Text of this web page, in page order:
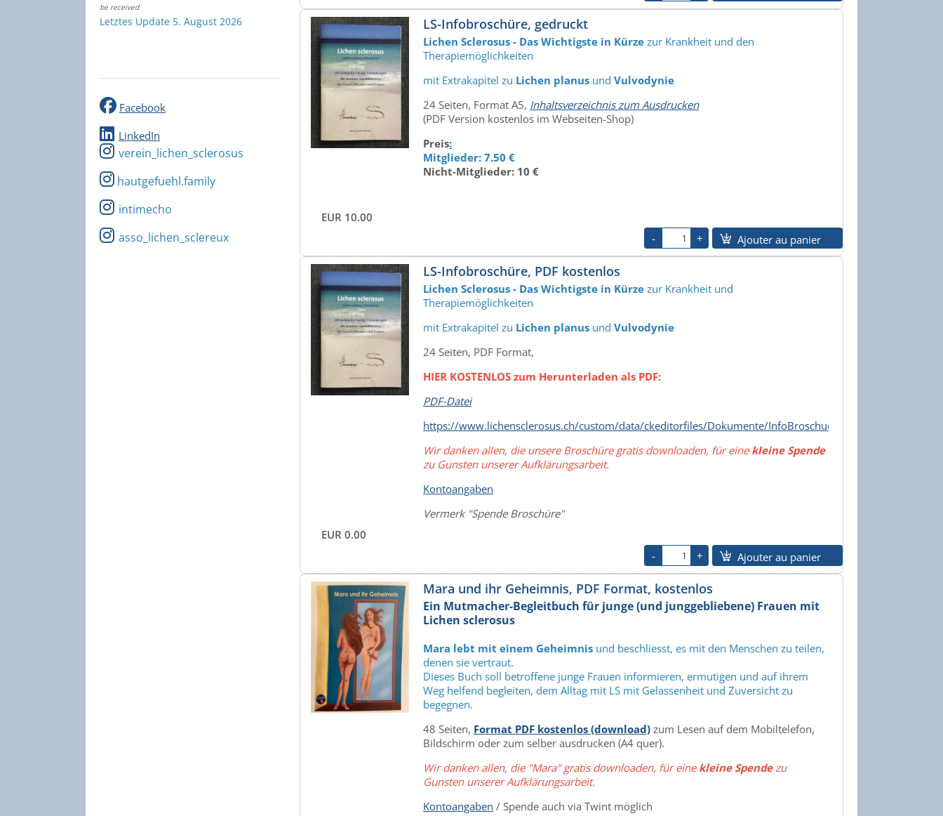
be received
Letztes Update 5. August 2026
Facebook
LinkedIn
verein_lichen_sclerosus
hautgefuehl.family
intimecho
asso_lichen_sclereux
LS-Infobroschüre, gedruckt
Lichen Sclerosus - Das Wichtigste in Kürze zur Krankheit und den
Therapiemöglichkeiten
mit Extrakapitel zu Lichen planus und Vulvodynie
24 Seiten, Format A5, Inhaltsverzeichnis zum Ausdrucken
(PDF Version kostenlos im Webseiten-Shop)
Preis:
Mitglieder: 7.50 €
Nicht-Mitglieder: 10 €
EUR 10.00
Ajouter au panier
LS-Infobroschüre, PDF kostenlos
Lichen Sclerosus - Das Wichtigste in Kürze zur Krankheit und
Therapiemöglichkeiten
mit Extrakapitel zu Lichen planus und Vulvodynie
24 Seiten, PDF Format,
HIER KOSTENLOS zum Herunterladen als PDF:
PDF-Datei
https://www.lichensclerosus.ch/custom/data/ckeditorfiles/Dokumente/InfoBroschuereVereinLS2023.pdf
Wir danken allen, die unsere Broschüre gratis downloaden, für eine kleine Spende
zu Gunsten unserer Aufklärungsarbeit.
Kontoangaben
Vermerk "Spende Broschüre"
EUR 0.00
Ajouter au panier
Mara und ihr Geheimnis, PDF Format, kostenlos
Ein Mutmacher-Begleitbuch für junge (und junggebliebene) Frauen mit
Lichen sclerosus
Mara lebt mit einem Geheimnis und beschliesst, es mit den Menschen zu teilen,
denen sie vertraut.
Dieses Buch soll betroffene junge Frauen informieren, ermutigen und auf ihrem
Weg helfend begleiten, dem Alltag mit LS mit Gelassenheit und Zuversicht zu
begegnen.
48 Seiten, Format PDF kostenlos (download) zum Lesen auf dem Mobiltelefon,
Bildschirm oder zum selber ausdrucken (A4 quer).
Wir danken allen, die "Mara" gratis downloaden, für eine kleine Spendezu
Gunsten unserer Aufklärungsarbeit.
Kontoangaben / Spende auch via Twint möglich